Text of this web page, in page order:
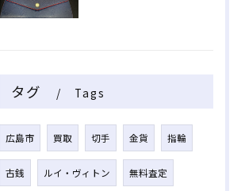
タグ Tags
広島市 買取 切手 金貨 指輪
古銭 ルイ・ヴィトン 無料査定